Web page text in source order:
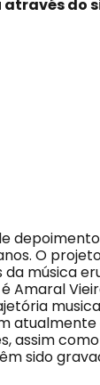
através do
O
música
Amaral
atualmente
assim
sido